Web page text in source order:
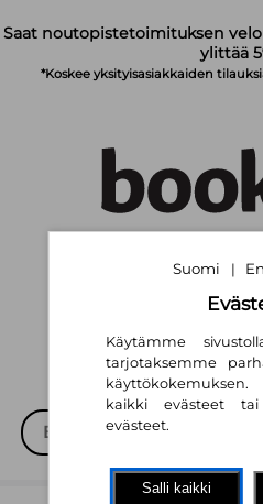
Saat noutopistetoimituksen
ylittää
*Koskee yksityisasiakkaiden
Suomi |
Suomi |
Käytämme
tarjotaksemme
kaikki evästeet
evästeet.
Salli kaikki